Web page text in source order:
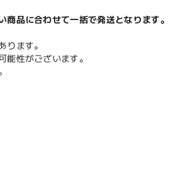
品に合わせて一括で発送となります。
ります。
能性がございます。